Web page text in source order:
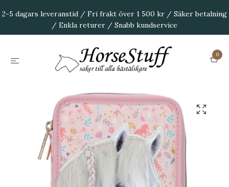
2-5 dagars leveranstid / Fri frakt över 1 500 kr / Säker betalning
/ Enkla returer / Snabb kundservice
0